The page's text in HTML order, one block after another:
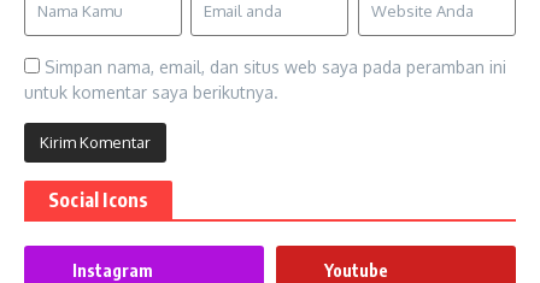
Simpan nama, email, dan situs web saya pada peramban ini
untuk komentar saya berikutnya.
Social Icons
Instagram
Youtube